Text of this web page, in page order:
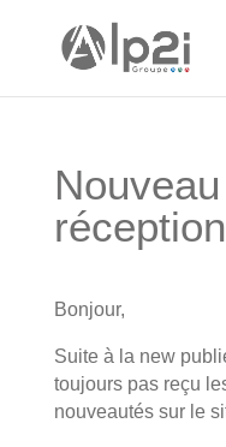
Bonjour,
Suite à la new
toujours pas reçu
nouveautés sur le